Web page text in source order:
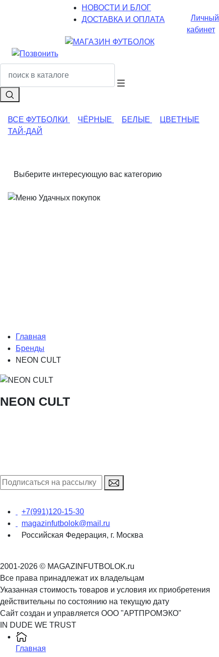
НОВОСТИ И БЛОГ
ДОСТАВКА И ОПЛАТА
Личный
кабинет
ВСЕ ФУТБОЛКИ ЧЁРНЫЕ БЕЛЫЕ
ЦВЕТНЫЕ
ТАЙ-ДАЙ
Выберите интересующую вас категорию
Главная
Бренды
NEON CULT
NEON CULT
+7(991)120-15-30
magazinfutbolok@mail.ru
Российская Федерация, г. Москва
2001-2026 © MAGAZINFUTBOLOK.ru
Все права принадлежат их владельцам
Указанная стоимость товаров и условия их приобретения
действительны по состоянию на текущую дату
Сайт создан и управляется ООО "АРТПРОМЭКО"
IN DUDE WE TRUST
Главная